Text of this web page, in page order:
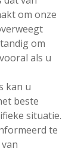
om onze
om
als u
kan u
beste
situatie.
te